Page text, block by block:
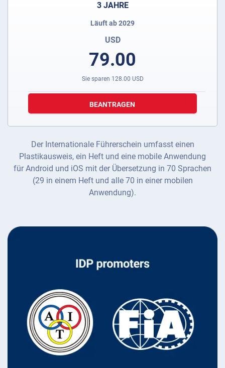
3 JAHRE
Läuft ab 2029
USD
79.00
Sie sparen 128.00 USD
BEANTRAGEN
Der Internationale Führerschein umfasst einen
Plastikausweis, ein Heft und eine mobile Anwendung
für Android und iOS mit der Übersetzung in 70 Sprachen
(29 in einem Heft und alle 70 in einer mobilen
Anwendung).